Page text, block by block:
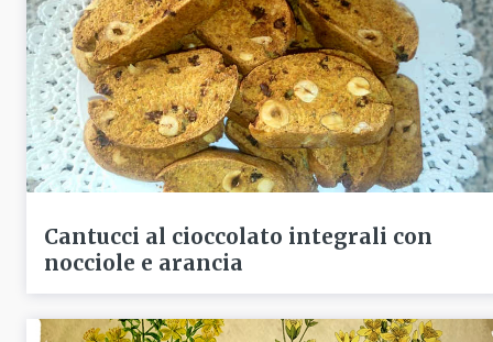
Cantucci al cioccolato integrali con
nocciole e arancia